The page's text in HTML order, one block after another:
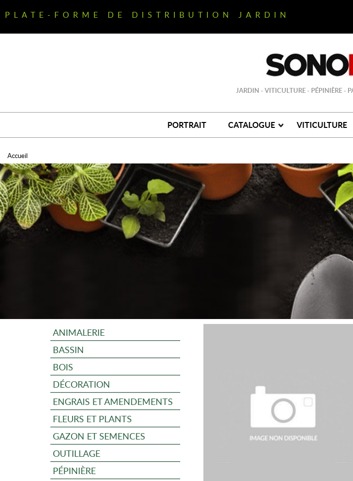
au
principal
PLATE-FORME DE DISTRIBUTION JARDIN
JARDIN - VITICULTURE - PÉPINIÈRE -
PORTRAIT CATALOGUE VITICULTURE
Accueil
ANIMALERIE
BASSIN
BOIS
DÉCORATION
ENGRAIS ET AMENDEMENTS
FLEURS ET PLANTS
GAZON ET SEMENCES
OUTILLAGE
PÉPINIÈRE